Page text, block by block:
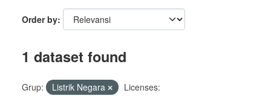
Order by
1 dataset found
Grup: Listrik Negara
Licenses: